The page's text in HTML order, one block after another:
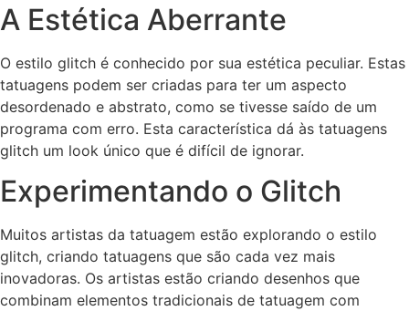
A Estética Aberrante
O estilo glitch é conhecido por sua estética peculiar. Estas
tatuagens podem ser criadas para ter um aspecto
desordenado e abstrato, como se tivesse saído de um
programa com erro. Esta característica dá às tatuagens
glitch um look único que é difícil de ignorar.
Experimentando o Glitch
Muitos artistas da tatuagem estão explorando o estilo
glitch, criando tatuagens que são cada vez mais
inovadoras. Os artistas estão criando desenhos que
combinam elementos tradicionais de tatuagem com